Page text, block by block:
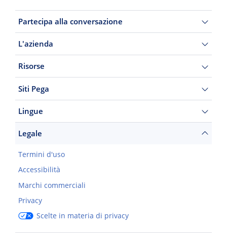
Partecipa alla conversazione
L'azienda
Risorse
Siti Pega
Lingue
Legale
Termini d'uso
Accessibilità
Marchi commerciali
Privacy
Scelte in materia di privacy